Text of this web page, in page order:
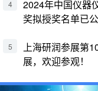
4
2024年中国仪器
奖拟授奖名单已
5
上海研润参展第
展，欢迎参观！